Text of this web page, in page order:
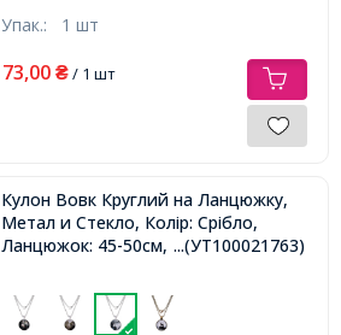
Упак.: 1 шт
73,00 ₴/ 1 шт
Кулон Вовк Круглий на Ланцюжку,
Метал и Стекло, Колір: Срібло,
Ланцюжок: 45-50см, Кулон: 27мм,
...(УТ100021763)